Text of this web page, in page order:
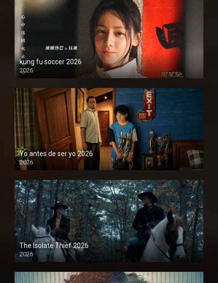
kung fu soccer 2026
2026
1080P
Yo antes de ser yo 2026
2026
1080P
The Isolate Thief 2026
2026
1080P